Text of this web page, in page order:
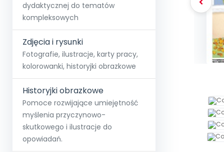
Strefy,
Akademia
Testuj przez 7 dni
∞Pakiet
Pełen
Dodaj wpis
dydaktycznej do tematów
kompleksowych
Zdjęcia i rysunki
Fotografie, ilustracje, karty pracy,
kolorowanki, historyjki obrazkowe
Historyjki obrazkowe
Pomoce rozwijające umiejętność
myślenia przyczynowo-
skutkowego i ilustracje do
opowiadań.